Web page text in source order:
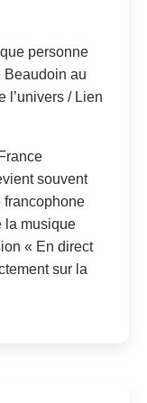
personne
Beaudoin au
l’univers / Lien
souvent
francophone
la musique
« En direct
sur la